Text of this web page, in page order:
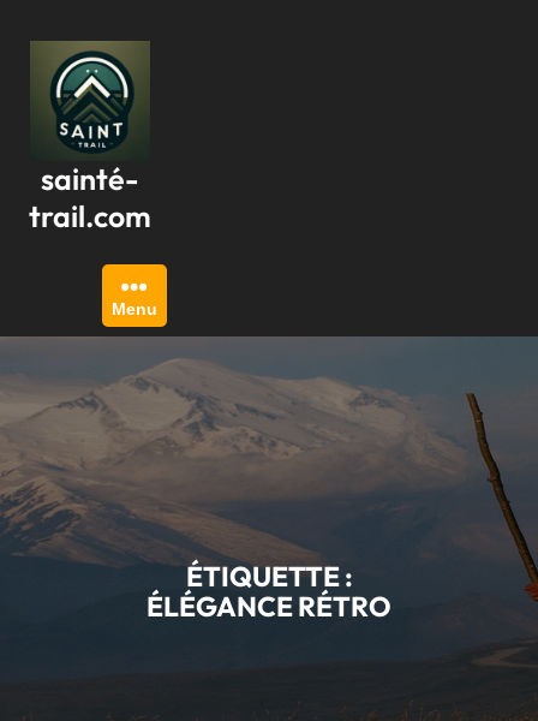
contenu
sainté-
trail.com
Menu
ÉTIQUETTE :
ÉLÉGANCE RÉTRO